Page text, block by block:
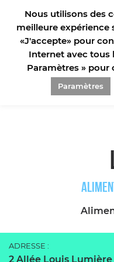
ACCUEIL/INFORMATIONS
LIDL
ADRESSE :
2 Allée Louis Lumière
Nous utilisons des
meilleure expérience
«J'accepte» pour
Internet avec tous
Paramètres »
Paramètres